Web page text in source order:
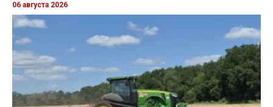
06 августа 2026